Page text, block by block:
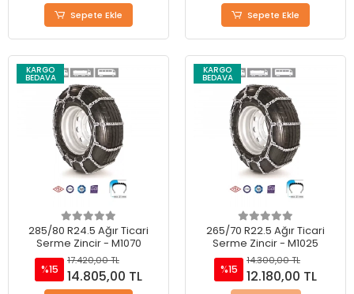
Sepete Ekle Sepete Ekle
KARGO
BEDAVA
285/80 R24.5 Ağır Ticari
Serme Zincir - M1070
%15
17.420,00 TL
14.805,00 TL
KARGO
BEDAVA
265/70 R22.5 Ağır Ticari
Serme Zincir - M1025
%15
14.300,00 TL
12.180,00 TL